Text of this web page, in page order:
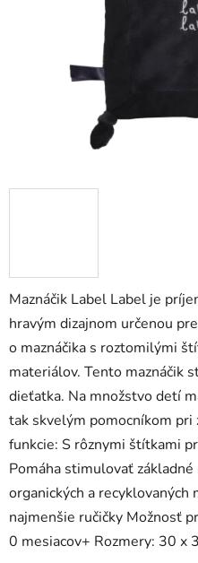
Maznáčik Label Label je
hravým dizajnom určenou
o maznáčika s roztomilými
materiálov. Tento maznáčik
dieťatka. Na množstvo detí
tak skvelým pomocníkom
funkcie: S rôznymi štítkami
Pomáha stimulovať
organických a
najmenšie ručičky Možnosť
0 mesiacov+ Rozmery: 30 x